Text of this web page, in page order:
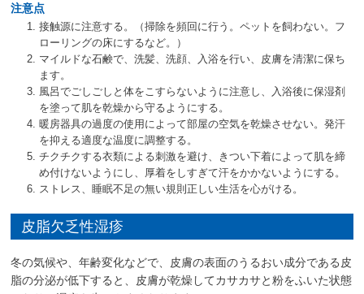
注意点
接触源に注意する。（掃除を頻回に行う。ペットを飼わない。フ
ローリングの床にするなど。）
マイルドな石鹸で、洗髪、洗顔、入浴を行い、皮膚を清潔に保ち
ます。
風呂でごしごしと体をこすらないように注意し、入浴後に保湿剤
を塗って肌を乾燥から守るようにする。
暖房器具の過度の使用によって部屋の空気を乾燥させない。発汗
を抑える適度な温度に調整する。
チクチクする衣類による刺激を避け、きつい下着によって肌を締
め付けないようにし、厚着をしすぎて汗をかかないようにする。
ストレス、睡眠不足の無い規則正しい生活を心がける。
皮脂欠乏性湿疹
冬の気候や、年齢変化などで、皮膚の表面のうるおい成分である皮
脂の分泌が低下すると、皮膚が乾燥してカサカサと粉をふいた状態